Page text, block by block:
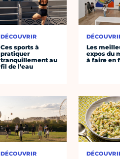
DÉCOUVRIR
Ces sports à
pratiquer
tranquillement au
fil de l’eau
DÉCOUVRIR
Les
expos du
à faire en